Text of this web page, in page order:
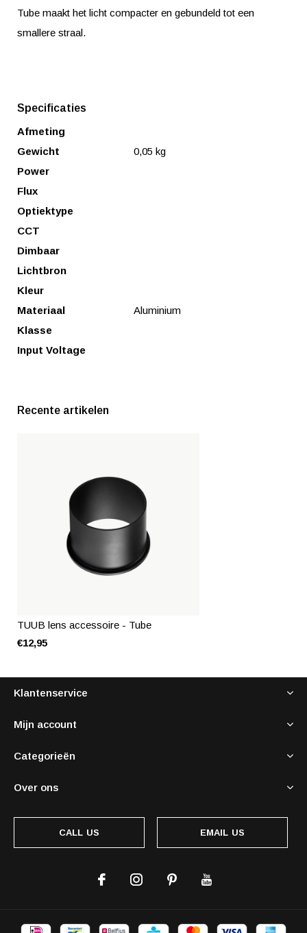
Tube maakt het licht compacter en gebundeld tot een
smallere straal.
Specificaties
Afmeting
Gewicht
0,05 kg
Power
Flux
Optiektype
CCT
Dimbaar
Lichtbron
Kleur
Materiaal
Aluminium
Klasse
Input Voltage
Recente artikelen
TUUB lens accessoire - Tube
€12,95
Klantenservice
Mijn account
Categorieën
Over ons
CALL US EMAIL US